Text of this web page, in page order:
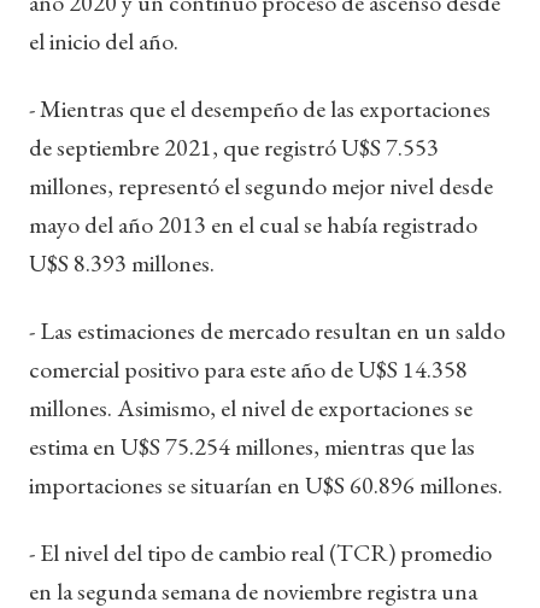
el inicio del año.
- Mientras que el desempeño de las exportaciones
de septiembre 2021, que registró U$S 7.553
millones, representó el segundo mejor nivel desde
mayo del año 2013 en el cual se había registrado
U$S 8.393 millones.
- Las estimaciones de mercado resultan en un saldo
comercial positivo para este año de U$S 14.358
millones. Asimismo, el nivel de exportaciones se
estima en U$S 75.254 millones, mientras que las
importaciones se situarían en U$S 60.896 millones.
- El nivel del tipo de cambio real (TCR) promedio
en la segunda semana de noviembre registra una